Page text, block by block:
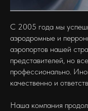
С 2005 года мы
аэродромные и
аэропортов нашей
представителей, но
профессионально.
качественно и
Наша компания